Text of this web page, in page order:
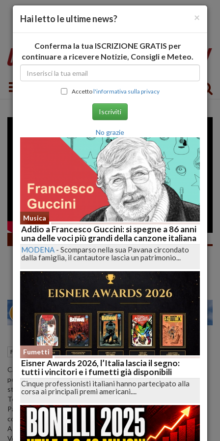
Toggle navigation
Fumetti
e Finalmente TEX AGUAS NEGRAS, Oltre
Tex c’è Molto di Più! | lucadeejay
MILANO 28 30
Fumetti L'Aquila (AQ) 20 Febbraio 2022 09:19
Cari Lettori , Tex Aguas Negras rende evidente come un
personaggio “agée” come il nostro Aquila della Notte può vivere
storie bellissime ed attuali anche oggi.
Tex è più vivo e moderno che mai in queste 48 pagine scritte da
Pasquale Ruju e disegnate da Giampiero Casertano (ottimi che i
colori di Matteo Vattani).
A 9,90€ mi chiedo ancora come Bonelli possa guadagnarci.
Voi che ne pensate? Ci leggiamo nei commenti.
×
Hai letto le ultime news?
Conferma la tua ISCRIZIONE GRATIS per
continuare a ricevere Notizie, Consigli e Meteo.
Accettol'informativa sulla privacy
Iscriviti
No grazie
Musica
Addio a Francesco Guccini: si spegne a 86 anni
una delle voci più grandi della canzone italiana
MODENA - Scomparso nella sua Pavana circondato
dalla famiglia, il cantautore lascia un patrimonio...
Fumetti
Eisner Awards 2026, l’Italia lascia il segno:
tutti i vincitori e i fumetti già disponibili
Cinque professionisti italiani hanno partecipato alla
corsa ai principali premi americani....